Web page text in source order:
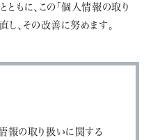
もに、この「個人情報の取り
、その改善に努めます。
報の取り扱いに関する